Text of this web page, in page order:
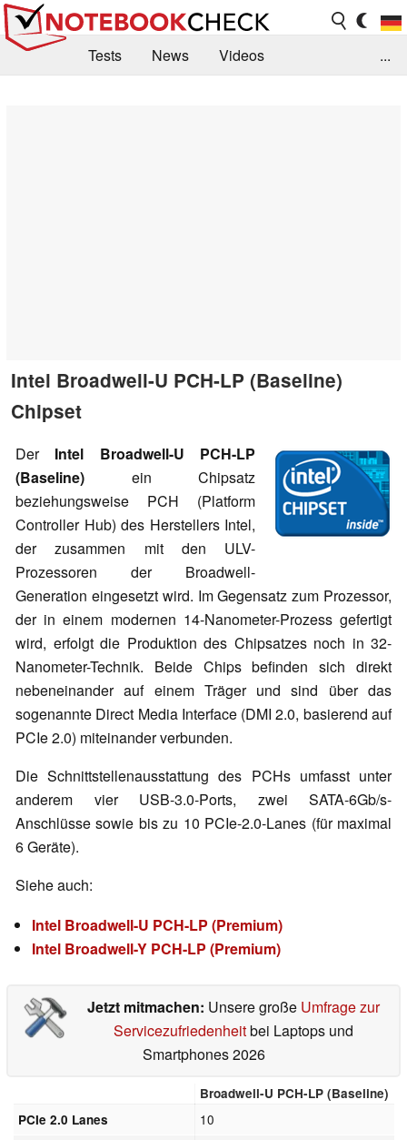
Tests News
Videos
...
Intel Broadwell-U PCH-LP (Baseline)
Chipset
Der Intel Broadwell-U PCH-LP
(Baseline) ein Chipsatz
beziehungsweise PCH (Platform
Controller Hub) des Herstellers Intel,
der zusammen mit den ULV-
Prozessoren der Broadwell-
Generation eingesetzt wird. Im Gegensatz zum Prozessor,
der in einem modernen 14-Nanometer-Prozess gefertigt
wird, erfolgt die Produktion des Chipsatzes noch in 32-
Nanometer-Technik. Beide Chips befinden sich direkt
nebeneinander auf einem Träger und sind über das
sogenannte Direct Media Interface (DMI 2.0, basierend auf
PCIe 2.0) miteinander verbunden.
Die Schnittstellenausstattung des PCHs umfasst unter
anderem vier USB-3.0-Ports, zwei SATA-6Gb/s-
Anschlüsse sowie bis zu 10 PCIe-2.0-Lanes (für maximal
6 Geräte).
Siehe auch:
Intel Broadwell-U PCH-LP (Premium)
Intel Broadwell-Y PCH-LP (Premium)
Jetzt mitmachen: Unsere große Umfrage zur
Servicezufriedenheitbei Laptops und
Smartphones 2026
Broadwell-U PCH-LP (Baseline)
PCIe 2.0 Lanes
10